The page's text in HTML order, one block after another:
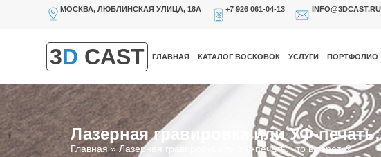
МОСКВА, ЛЮБЛИНСКАЯ УЛИЦА, 18А +7 926 061-04-13 INFO@3DCAST.RU
3D CAST ГЛАВНАЯ КАТАЛОГ ВОСКОВОК УСЛУГИ ПОРТФОЛИО
Лазерная гравировка или УФ-
Главная»Лазерная гравировка или УФ-печать: что выбрать?